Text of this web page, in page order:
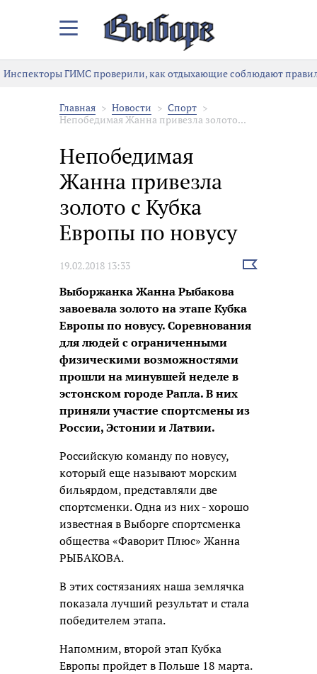
Закрыть/
меню
Инспекторы ГИМС проверили, как отдыхающие соблюдают
Главная Новости
Спорт
Непобедимая Жанна привезла золото...
Непобедимая
Жанна привезла
золото с Кубка
Европы по новусу
19.02.2018 13:33
Выбрать
Выборжанка Жанна Рыбакова
завоевала золото на этапе Кубка
Европы по новусу. Соревнования
для людей с ограниченными
физическими возможностями
прошли на минувшей неделе в
эстонском городе Рапла. В них
приняли участие спортсмены из
России, Эстонии и Латвии.
Российскую команду по новусу,
который еще называют морским
бильярдом, представляли две
спортсменки. Одна из них - хорошо
известная в Выборге спортсменка
общества «Фаворит Плюс» Жанна
РЫБАКОВА.
В этих состязаниях наша землячка
показала лучший результат и стала
победителем этапа.
Напомним, второй этап Кубка
Европы пройдет в Польше 18 марта.